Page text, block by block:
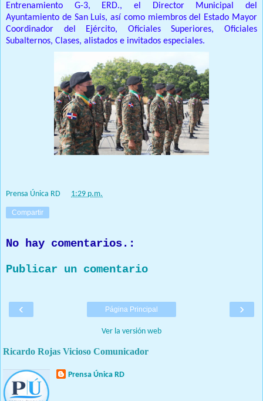
Entrenamiento G-3, ERD., el Director Municipal del
Ayuntamiento de San Luis, así como miembros del Estado Mayor
Coordinador del Ejército, Oficiales Superiores, Oficiales
Subalternos, Clases, alistados e invitados especiales.
Prensa Única RD 1:29 p.m.
Compartir
No hay comentarios.:
Publicar un comentario
‹ ›
Página Principal
Ver la versión web
Ricardo Rojas Vicioso Comunicador
Prensa Única RD